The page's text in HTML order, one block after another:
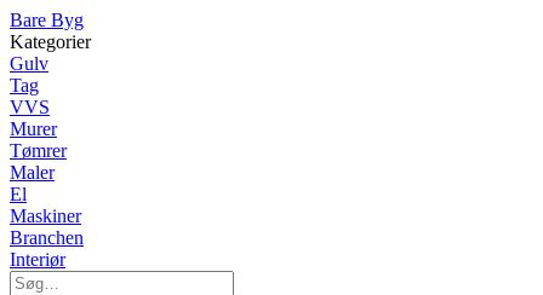
Bare Byg
Kategorier
Gulv
Tag
VVS
Murer
Tømrer
Maler
El
Maskiner
Branchen
Interiør